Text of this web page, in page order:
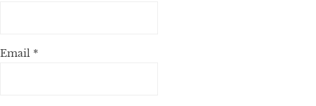
Email *